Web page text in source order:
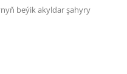
beýik akyldar şahyry